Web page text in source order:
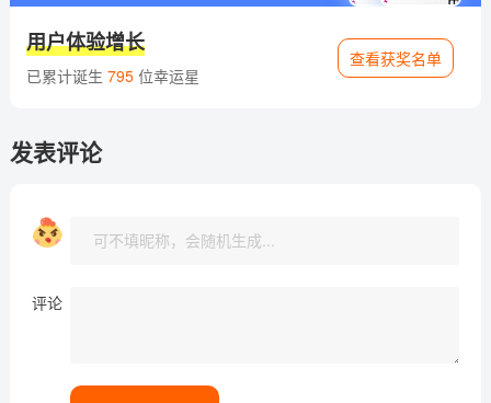
用户体验增长
已累计诞生 795位幸运星
查看获奖名单
发表评论
评论